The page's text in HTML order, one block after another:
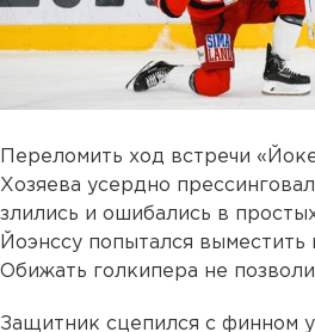
Переломить ход встречи
Хозяева усердно
злились и ошибались в
Йоэнссу попытался выместить
Обижать голкипера не
Защитник сцепился с финном